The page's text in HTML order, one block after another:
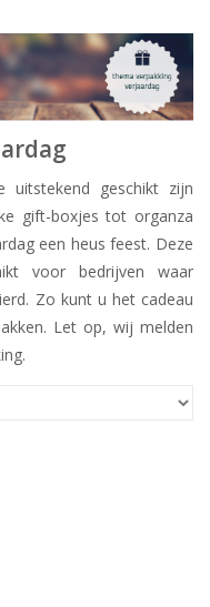
uitstekend geschikt zijn
gift-boxjes tot organza
een heus feest. Deze
voor bedrijven waar
Zo kunt u het cadeau
Let op, wij melden